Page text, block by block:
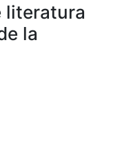
literatura
la